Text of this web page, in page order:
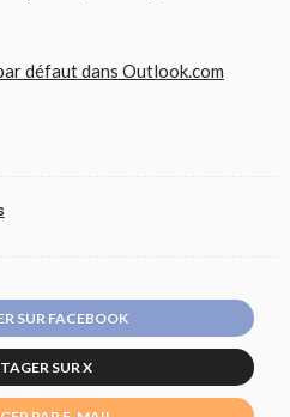
défaut dans Outlook.com
SUR FACEBOOK
SUR X